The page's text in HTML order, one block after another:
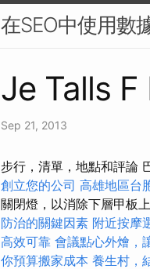
在SEO中使用數
Je Talls
Sep 21, 2013
步行，清單，地點和評論
創立您的公司 高雄地區台
關閉燈，以消除下層甲板
防治的關鍵因素 附近按摩
高效可靠 會議點心外燴，
你預算搬家成本 養生村，